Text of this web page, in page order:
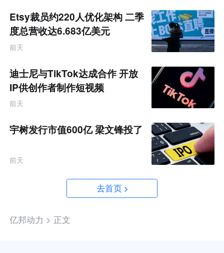
Etsy裁员约220人优化架构 二季
度总营收达6.683亿美元
前天
迪士尼与TikTok达成合作 开放
IP供创作者制作短视频
前天
宇树发行市值600亿 梁文锋投了
前天
去首页
亿邦动力 > 正文